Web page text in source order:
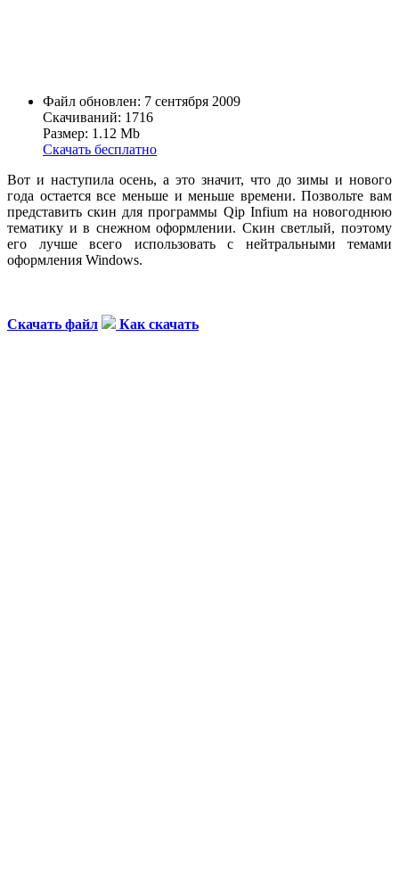
Файл обновлен: 7 сентября 2009
Скачиваний: 1716
Размер: 1.12 Mb
Скачать бесплатно
Вот и наступила осень, а это значит, что до зимы и нового
года остается все меньше и меньше времени. Позвольте вам
представить скин для программы Qip Infium на новогоднюю
тематику и в снежном оформлении. Скин светлый, поэтому
его лучше всего использовать с нейтральными темами
оформления Windows.
Скачать файл Как скачать